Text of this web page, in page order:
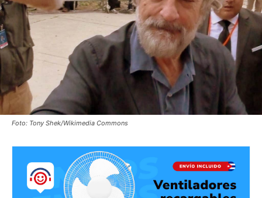
Foto: Tony Shek/Wikimedia Commons